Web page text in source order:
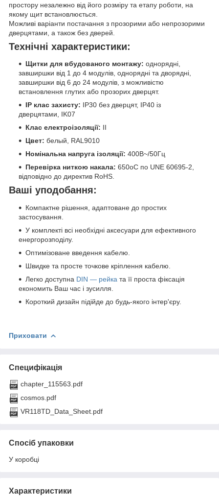
простору незалежно від його розміру та етапу роботи, на
якому щит встановлюється.
Можливі варіанти постачання з прозорими або непрозорими
дверцятами, а також без дверей.
Технічні характеристики:
Щитки для вбудованого монтажу: однорядні,
завширшки від 1 до 4 модулів, однорядні та дворядні,
завширшки від 6 до 24 модулів, з можливістю
встановлення глутих або прозорих дверцят.
IP клас захисту: IP30 без дверцят, IP40 із
дверцятами, IK07
Клас електроізоляції: II
Цвет: белый, RAL9010
Номінальна напруга ізоляції: 400В~/50Гц
Перевірка ниткою накала: 650oC по UNE 60695-2,
відповідно до директив RoHS.
Ваші уподобання:
Компактне рішення, адаптоване до простих
застосування.
У комплекті всі необхідні аксесуари для ефективного
енергорозподілу.
Оптимізоване введення кабелю.
Швидке та просте точкове кріплення кабелю.
Легко доступна DIN — рейка та її проста фіксація
економить Ваш час і зусилля.
Короткий дизайн підійде до будь-якого інтер'єру.
Приховати
Специфікація
chapter_115563.pdf
cosmos.pdf
VR118TD_Data_Sheet.pdf
Спосіб упаковки
У коробці
Характеристики